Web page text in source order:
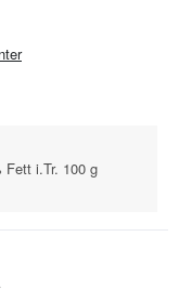
i.Tr. 100 g